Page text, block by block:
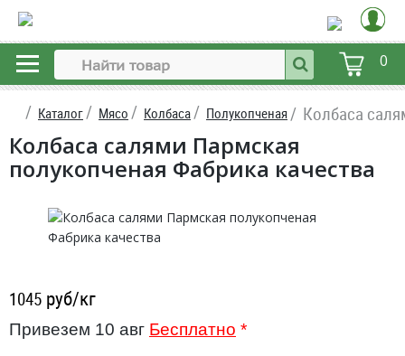
0
Каталог Мясо Колбаса Полукопченая Колбаса
Колбаса салями Пармская
полукопченая Фабрика качества
1045 руб/кг
Привезем 10 авг Бесплатно *